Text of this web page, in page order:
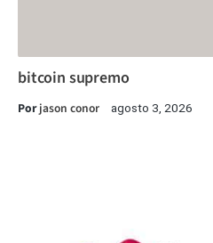
bitcoin supremo
Porjason conor agosto 3, 2026